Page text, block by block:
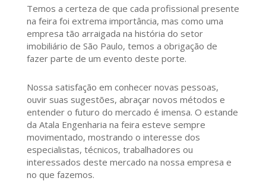
Temos a certeza de que cada profissional presente
na feira foi extrema importância, mas como uma
empresa tão arraigada na história do setor
imobiliário de São Paulo, temos a obrigação de
fazer parte de um evento deste porte.
Nossa satisfação em conhecer novas pessoas,
ouvir suas sugestões, abraçar novos métodos e
entender o futuro do mercado é imensa. O estande
da Atala Engenharia na feira esteve sempre
movimentado, mostrando o interesse dos
especialistas, técnicos, trabalhadores ou
interessados deste mercado na nossa empresa e
no que fazemos.